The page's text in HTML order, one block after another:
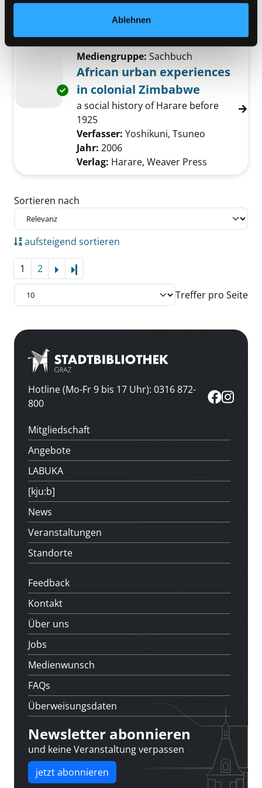
Ablehnen
Exemplar-Details von Feminismus für alle
2022
Exemplar-Details von African urban
Mediengruppe: Sachbuch
African urban experiences
in colonial Zimbabwe
a social history of Harare before
1925
Verfasser: Yoshikuni, Tsuneo
Jahr: 2006
Verlag: Harare, Weaver Press
Zu den Suchfiltern springen
Sortieren nach
aufsteigend sortieren
1 2
Treffer pro Seite
Hotline (Mo-Fr 9 bis 17 Uhr): 0316 872-
800
Mitgliedschaft
Angebote
LABUKA
[kju:b]
News
Veranstaltungen
Standorte
Feedback
Kontakt
Über uns
Jobs
Medienwunsch
FAQs
Überweisungsdaten
Newsletter abonnieren
und keine Veranstaltung verpassen
jetzt abonnieren